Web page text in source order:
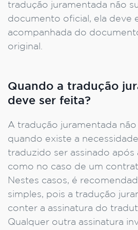
tradução juramentada não
documento oficial, ela deve
acompanhada do
original.
Quando a tradução
deve ser feita?
A tradução juramentada
quando existe a
traduzido ser assinado após
como no caso de um
Nestes casos, é
simples, pois a tradução
conter a assinatura do
Qualquer outra assinatura